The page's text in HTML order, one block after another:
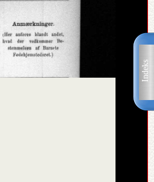
Indeks